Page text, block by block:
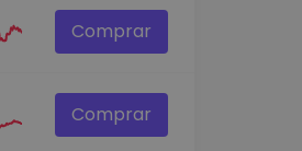
Comprar
Comprar